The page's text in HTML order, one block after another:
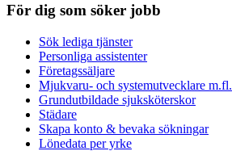
För dig som söker jobb
Sök lediga tjänster
Personliga assistenter
Företagssäljare
Mjukvaru- och systemutvecklare m.fl.
Grundutbildade sjuksköterskor
Städare
Skapa konto & bevaka sökningar
Lönedata per yrke